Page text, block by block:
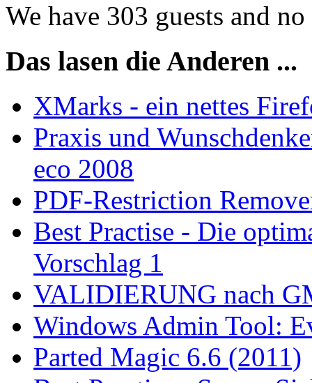
We have 303 guests and
Das lasen die Anderen ...
XMarks - ein nettes
Praxis und
eco 2008
PDF-Restriction
Best Practise - Die
Vorschlag 1
VALIDIERUNG nach
Windows Admin Tool:
Parted Magic 6.6 (2011)